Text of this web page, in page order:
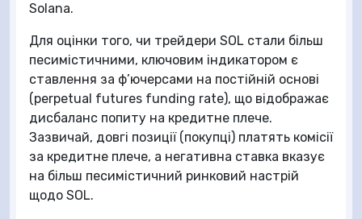
Solana.
Для оцінки того, чи трейдери SOL стали більш
песимістичними, ключовим індикатором є
ставлення за ф’ючерсами на постійній основі
(perpetual futures funding rate), що відображає
дисбаланс попиту на кредитне плече.
Зазвичай, довгі позиції (покупці) платять комісії
за кредитне плече, а негативна ставка вказує
на більш песимістичний ринковий настрій
щодо SOL.